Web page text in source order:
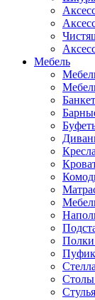
Мебель
Кресла
Полки
Столы
Стулья